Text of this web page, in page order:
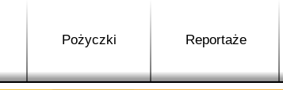
Pożyczki Reportaże